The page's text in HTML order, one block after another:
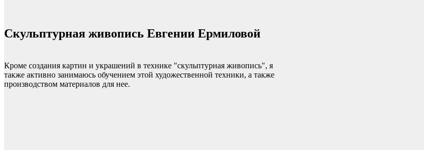
Скульптурная живопись Евгении Ермиловой
Кроме создания картин и украшений в технике "скульптурная живопись", я
также активно занимаюсь обучением этой художественной техники, а также
производством материалов для нее.